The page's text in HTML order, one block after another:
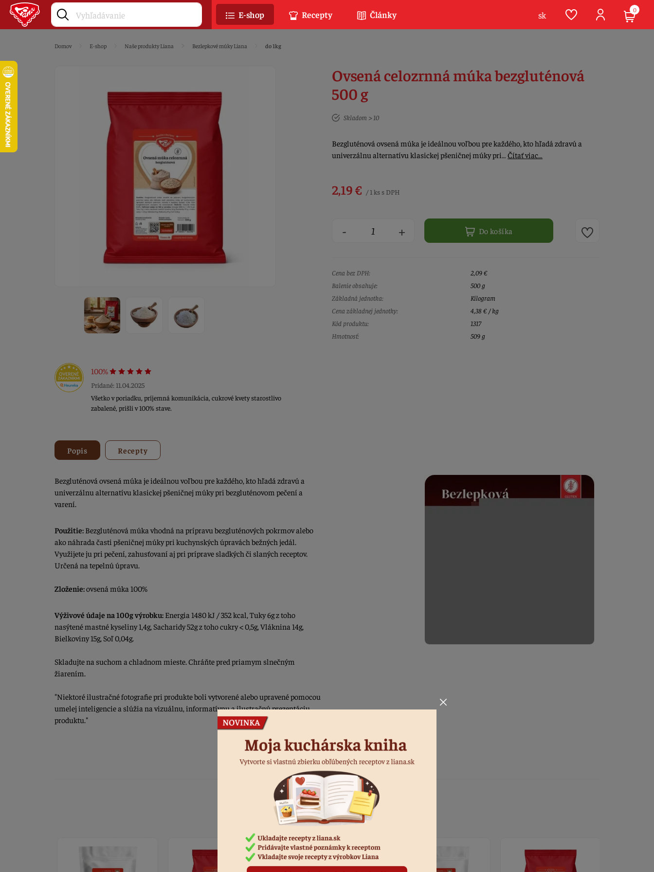
Domov E-shop Naše produkty Liana Bezlepkové múky Liana do 1kg
100%
Pridané: 11.04.2025
Všetko v poriadku, príjemná komunikácia, cukrové kvety starostlivo
zabalené, prišli v 100% stave.
Ovsená celozrnná múka bezgluténová
500 g
Skladom > 10
Bezgluténová ovsená múka je ideálnou voľbou pre každého, kto hľadá zdravú a
univerzálnu alternatívu klasickej pšeničnej múky pri… Čítať viac…
2,19 € / 1 ks s DPH
- + Do košíka
Cena bez DPH:
2,09 €
Balenie obsahuje:
500 g
Základná jednotka:
Kilogram
Cena základnej jednotky:
4,38 € / kg
Kód produktu:
1317
Hmotnosť:
509 g
Popis Recepty
Bezgluténová ovsená múka je ideálnou voľbou pre každého, kto hľadá zdravú a
univerzálnu alternatívu klasickej pšeničnej múky pri bezgluténovom pečení a
varení.
Použitie: Bezgluténová múka vhodná na prípravu bezgluténových pokrmov alebo
ako náhrada časti pšeničnej múky pri kuchynských úpravách bežných jedál.
Využijete ju pri pečení, zahusťovaní aj pri príprave sladkých či slaných receptov.
Určená na tepelnú úpravu.
Zloženie:ovsená múka 100%
Výživové údaje na 100g výrobku: Energia 1480 kJ / 352 kcal, Tuky 6g z toho
nasýtené mastné kyseliny 1,4g, Sacharidy 52g z toho cukry < 0,5g, Vláknina 14g,
Bielkoviny 15g, Soľ 0,04g.
Skladujte na suchom a chladnom mieste. Chráňte pred priamym slnečným
žiarením.
"Niektoré ilustračné fotografie pri produkte boli vytvorené alebo upravené pomocou
umelej inteligencie a slúžia na vizuálnu, informatívnu a ilustračnú prezentáciu
produktu."
Podobné produkty
E-shop Recepty Články sk 0